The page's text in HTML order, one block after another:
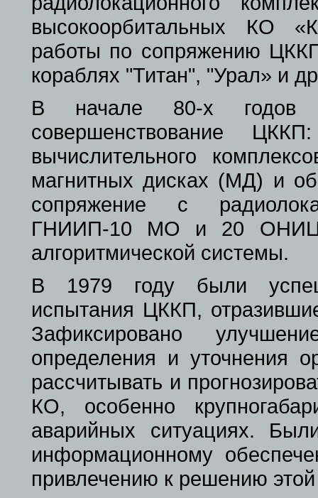
высокоорбитальных КО
работы по сопряжению
кораблях "Титан", "Урал» и
В начале 80-х годов
совершенствование
вычислительного
магнитных дисках (МД) и
сопряжение с
ГНИИП-10 МО и 20 ОНИЦ
алгоритмической системы.
В 1979 году были
испытания ЦККП,
Зафиксировано
определения и уточнения
рассчитывать и
КО, особенно
аварийных ситуациях.
информационному
привлечению к решению